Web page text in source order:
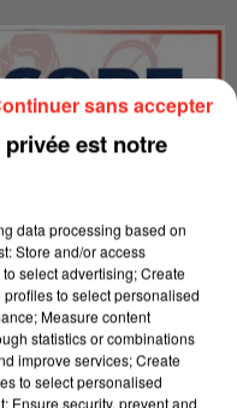
Voir plus
est notre
data processing based on
Store and/or access
select advertising; Create
to select personalised
Measure content
statistics or combinations
improve services; Create
to select personalised
Ensure security, prevent and
sans accepter